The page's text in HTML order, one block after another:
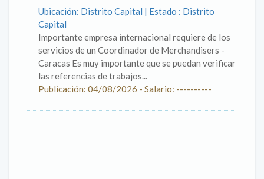
Ubicación: Distrito Capital | Estado : Distrito
Capital
Importante empresa internacional requiere de los
servicios de un Coordinador de Merchandisers -
Caracas Es muy importante que se puedan verificar
las referencias de trabajos...
Publicación: 04/08/2026 - Salario: ----------